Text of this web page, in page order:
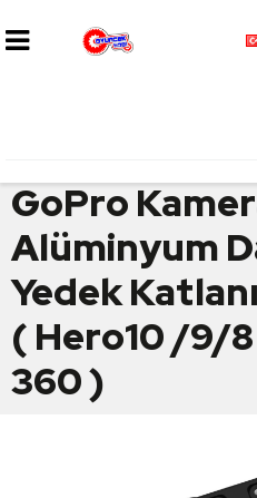
GoPro
Alüminyum
Yedek
( Hero10 /9/
360 )